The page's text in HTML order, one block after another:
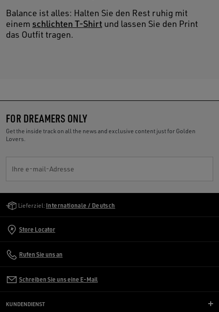
Balance ist alles: Halten Sie den Rest ruhig mit
einem schlichten T-Shirt und lassen Sie den Print
das Outfit tragen.
FOR DREAMERS ONLY
Get the inside track on all the news and exclusive content just for Golden
Lovers.
Ihre e-mail-Adresse
Lieferziel: Internationale / Deutsch
Store Locator
Rufen Sie uns an
Schreiben Sie uns eine E-Mail
KUNDENDIENST